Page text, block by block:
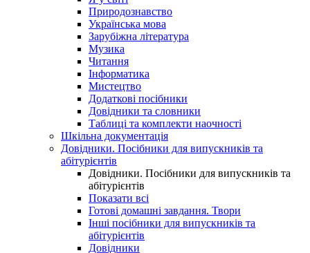
Природознавство
Українська мова
Зарубіжна література
Музика
Читання
Інформатика
Мистецтво
Додаткові посібники
Довідники та словники
Таблиці та комплекти наочності
Шкільна документація
Довідники. Посібники для випускників та
абітурієнтів
Довідники. Посібники для випускників та
абітурієнтів
Показати всі
Готові домашні завдання. Твори
Інші посібники для випускників та
абітурієнтів
Довідники